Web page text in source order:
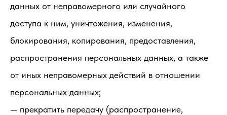
данных от неправомерного или случайного
доступа к ним, уничтожения, изменения,
блокирования, копирования, предоставления,
распространения персональных данных, а также
от иных неправомерных действий в отношении
персональных данных;
— прекратить передачу (распространение,